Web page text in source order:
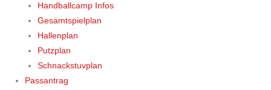
Handballcamp Infos
Gesamtspielplan
Hallenplan
Putzplan
Schnackstuvplan
Passantrag